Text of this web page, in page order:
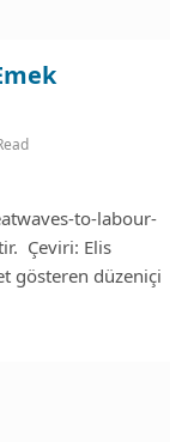
to-labour-
Çeviri: Elis
gösteren düzeniçi